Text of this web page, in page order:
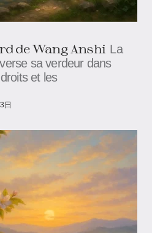
de Wang Anshi La
sa verdeur dans
et les
日